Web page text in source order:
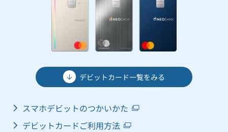
デビットカード一覧をみる
スマホデビットのつかいかた
デビットカードご利用方法